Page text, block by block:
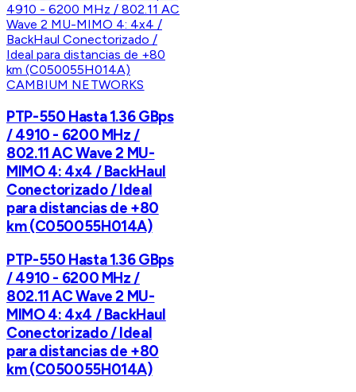
CAMBIUM NETWORKS
PTP-550 Hasta 1.36 GBps
/ 4910 - 6200 MHz /
802.11 AC Wave 2 MU-
MIMO 4: 4x4 / BackHaul
Conectorizado / Ideal
para distancias de +80
km (C050055H014A)
PTP-550 Hasta 1.36 GBps
/ 4910 - 6200 MHz /
802.11 AC Wave 2 MU-
MIMO 4: 4x4 / BackHaul
Conectorizado / Ideal
para distancias de +80
km (C050055H014A)